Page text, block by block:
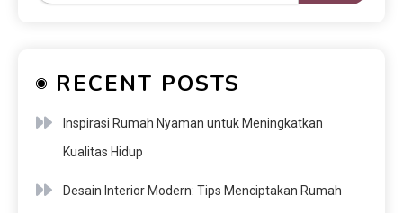
RECENT POSTS
Inspirasi Rumah Nyaman untuk Meningkatkan
Kualitas Hidup
Desain Interior Modern: Tips Menciptakan Rumah